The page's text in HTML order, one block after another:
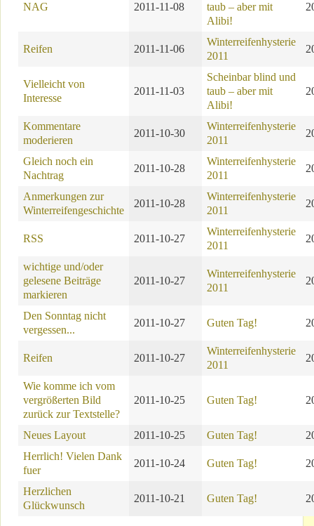
NAG 2011-11-08
taub – aber mit
Alibi!
Reifen 2011-11-06
Winterreifenhysterie
2011
Vielleicht von
Interesse
2011-11-03
Scheinbar blind und
taub – aber mit
Alibi!
Kommentare
moderieren
2011-10-30
Winterreifenhysterie
2011
Gleich noch ein
Nachtrag
2011-10-28
Winterreifenhysterie
2011
Anmerkungen zur
Winterreifengeschichte
2011-10-28
Winterreifenhysterie
2011
RSS 2011-10-27
Winterreifenhysterie
2011
wichtige und/oder
gelesene Beiträge
markieren
2011-10-27
Winterreifenhysterie
2011
Den Sonntag nicht
vergessen...
2011-10-27 Guten Tag!
Reifen 2011-10-27
Winterreifenhysterie
2011
Wie komme ich vom
vergrößerten Bild
zurück zur Textstelle?
2011-10-25 Guten Tag!
Neues Layout 2011-10-25 Guten Tag!
Herrlich! Vielen Dank
fuer
2011-10-24 Guten Tag!
Herzlichen
Glückwunsch
2011-10-21 Guten Tag!